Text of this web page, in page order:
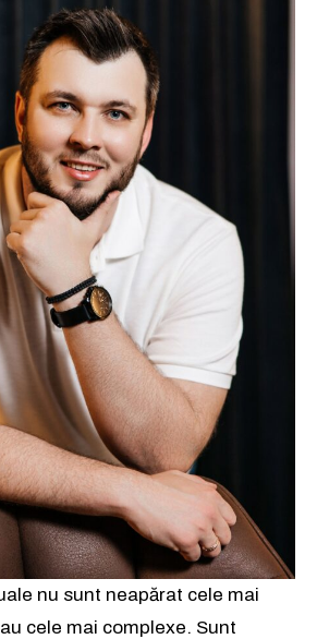
nu sunt neapărat cele mai
cele mai complexe. Sunt